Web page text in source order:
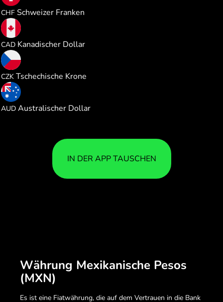
CHF Schweizer Franken
CAD Kanadischer Dollar
CZK Tschechische Krone
AUD Australischer Dollar
IN DER APP TAUSCHEN
Währung Mexikanische Pesos
(MXN)
Es ist eine Fiatwährung, die auf dem Vertrauen in die Bank